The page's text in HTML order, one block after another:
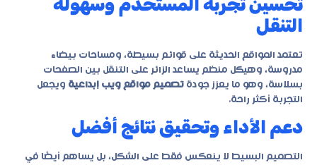
تحسين تجربة المستخدم وسهولة
التنقل
تعتمد المواقع الحديثة على قوائم بسيطة، ومساحات بيضاء
مدروسة، وهيكل منظم يساعد الزائر على التنقل بين الصفحات
بسلاسة، وهو ما يعزز جودة تصميم مواقع ويب إبداعية ويجعل
التجربة أكثر راحة.
دعم الأداء وتحقيق نتائج أفضل
التصميم البسيط لا ينعكس فقط على الشكل، بل يساهم أيضًا في